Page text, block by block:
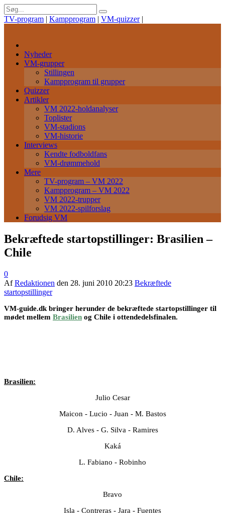
TV-program | Kampprogram | VM-quizzer |
Nyheder
VM-grupper
Stillingen
Kampprogram til grupper
Quizzer
Artikler
VM 2022-holdanalyser
Toplister
VM-stadions
VM-historie
Interviews
Kendte fodboldfans
VM-drømmehold
Mere
TV-program – VM 2022
Kampprogram – VM 2022
VM 2022-trupper
VM 2022-spilforslag
Forudsig VM
Bekræftede startopstillinger: Brasilien –
Chile
0
AfRedaktionen den 28. juni 2010 20:23 Bekræftede
startopstillinger
VM-guide.dk bringer herunder de bekræftede startopstillinger til
mødet mellem Brasilien og Chile i ottendedelsfinalen.
Brasilien:
Julio Cesar
Maicon - Lucio - Juan - M. Bastos
D. Alves - G. Silva - Ramires
Kaká
L. Fabiano - Robinho
Chile:
Bravo
Isla - Contreras - Jara - Fuentes